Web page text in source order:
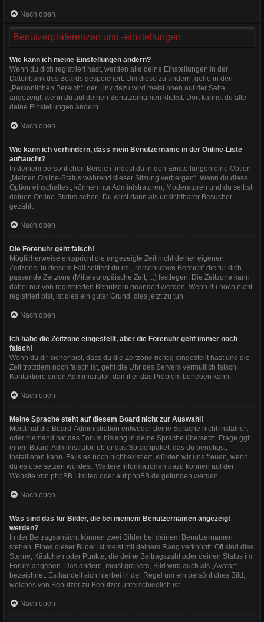
Nach oben
Benutzerpräferenzen und -einstellungen
Wie kann ich meine Einstellungen ändern?
Wenn du dich registriert hast, werden alle deine Einstellungen in der
Datenbank des Boards gespeichert. Um diese zu ändern, gehe in den
„Persönlichen Bereich“; der Link dazu wird meist oben auf der Seite
angezeigt, wenn du auf deinen Benutzernamen klickst. Dort kannst du alle
deine Einstellungen ändern.
Nach oben
Wie kann ich verhindern, dass mein Benutzername in der Online-Liste
auftaucht?
In deinem persönlichen Bereich findest du in den Einstellungen eine Option
„Meinen Online-Status während dieser Sitzung verbergen“. Wenn du diese
Option einschaltest, können nur Administratoren, Moderatoren und du selbst
deinen Online-Status sehen. Du wirst dann als unsichtbarer Besucher
gezählt.
Nach oben
Die Forenuhr geht falsch!
Möglicherweise entspricht die angezeigte Zeit nicht deiner eigenen
Zeitzone. In diesem Fall solltest du im „Persönlichen Bereich“ die für dich
passende Zeitzone (Mitteleuropäische Zeit, ...) festlegen. Die Zeitzone kann
dabei nur von registrierten Benutzern geändert werden. Wenn du noch nicht
registriert bist, ist dies ein guter Grund, dies jetzt zu tun.
Nach oben
Ich habe die Zeitzone eingestellt, aber die Forenuhr geht immer noch
falsch!
Wenn du dir sicher bist, dass du die Zeitzone richtig eingestellt hast und die
Zeit trotzdem noch falsch ist, geht die Uhr des Servers vermutlich falsch.
Kontaktiere einen Administrator, damit er das Problem beheben kann.
Nach oben
Meine Sprache steht auf diesem Board nicht zur Auswahl!
Meist hat die Board-Administration entweder deine Sprache nicht installiert
oder niemand hat das Forum bislang in deine Sprache übersetzt. Frage ggf.
einen Board-Administrator, ob er das Sprachpaket, das du benötigst,
installieren kann. Falls es noch nicht existiert, würden wir uns freuen, wenn
du es übersetzen würdest. Weitere Informationen dazu können auf der
Website von phpBB Limited oder auf phpBB.de gefunden werden.
Nach oben
Was sind das für Bilder, die bei meinem Benutzernamen angezeigt
werden?
In der Beitragsansicht können zwei Bilder bei deinem Benutzernamen
stehen. Eines dieser Bilder ist meist mit deinem Rang verknüpft: Oft sind dies
Sterne, Kästchen oder Punkte, die deine Beitragszahl oder deinen Status im
Forum angeben. Das andere, meist größere, Bild wird auch als „Avatar“
bezeichnet. Es handelt sich hierbei in der Regel um ein persönliches Bild,
welches von Benutzer zu Benutzer unterschiedlich ist.
Nach oben